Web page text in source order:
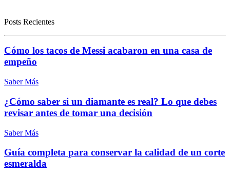
Posts Recientes
Cómo los tacos de Messi acabaron en una casa de
empeño
Saber Más
¿Cómo saber si un diamante es real? Lo que debes
revisar antes de tomar una decisión
Saber Más
Guía completa para conservar la calidad de un corte
esmeralda